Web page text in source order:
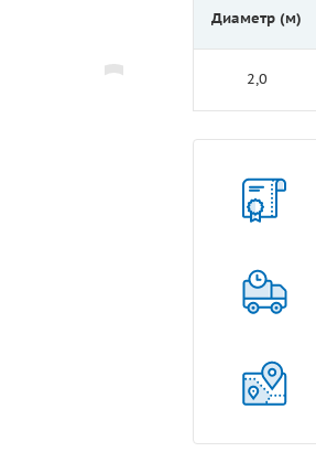
Диаметр (м)
2,0